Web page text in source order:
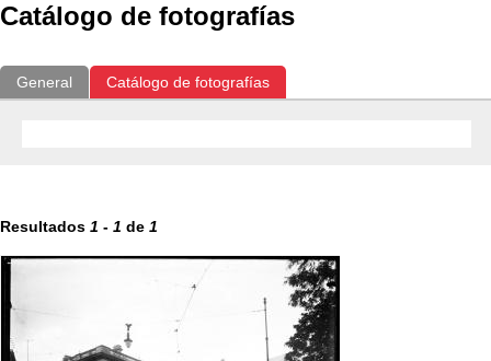
Catálogo de fotografías
General Catálogo de fotografías
Resultados 1 - 1 de 1